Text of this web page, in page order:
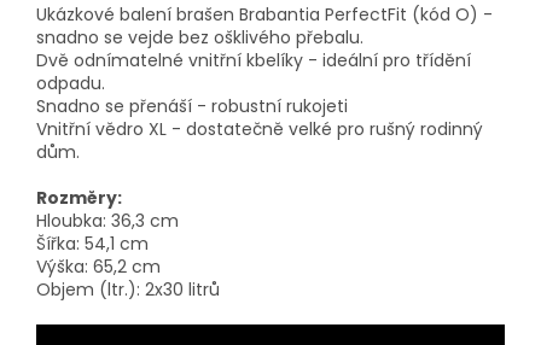
Ukázkové balení brašen Brabantia PerfectFit (kód O) -
snadno se vejde bez ošklivého přebalu.
Dvě odnímatelné vnitřní kbelíky - ideální pro třídění
odpadu.
Snadno se přenáší - robustní rukojeti
Vnitřní vědro XL - dostatečně velké pro rušný rodinný
dům.
Rozměry:
Hloubka: 36,3 cm
Šířka: 54,1 cm
Výška: 65,2 cm
Objem (ltr.): 2x30 litrů